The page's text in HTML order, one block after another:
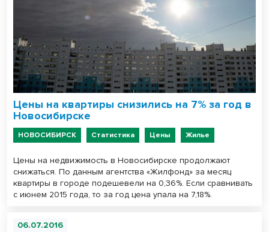
Цены на квартиры снизились на 7% за год в
Новосибирске
НОВОСИБИРСК Статистика Цены Жилье
Цены на недвижимость в Новосибирске продолжают
снижаться. По данным агентства «Жилфонд» за месяц
квартиры в городе подешевели на 0,36%. Если сравнивать
с июнем 2015 года, то за год цена упала на 7,18%.
06.07.2016